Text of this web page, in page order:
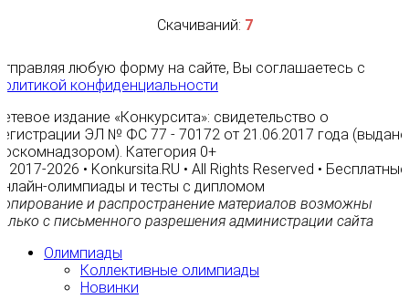
Скачиваний: 7
любую форму на сайте, Вы соглашаетесь с
конфиденциальности
издание «Конкурсита»: свидетельство о
ЭЛ № ФС 77 - 70172 от 21.06.2017 года (выдано
Категория 0+
2017-2026 • Konkursita.RU • All Rights Reserved • Бесплатные
олимпиады и тесты с дипломом
и распространение материалов возможны
с письменного разрешения администрации сайта
Олимпиады
Коллективные олимпиады
Новинки